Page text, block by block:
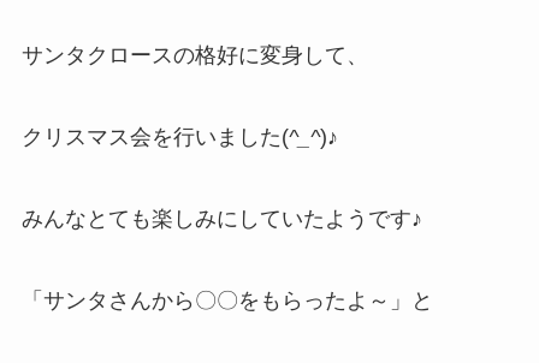
サンタクロースの格好に変身して、
クリスマス会を行いました(^_^)♪
みんなとても楽しみにしていたようです♪
「サンタさんから〇〇をもらったよ～」と